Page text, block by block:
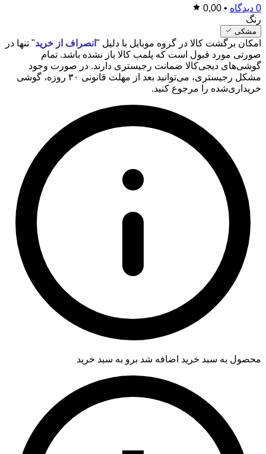
0 دیدگاه •
0,00
رنگ
مشکی
امکان برگشت کالا در گروه موبایل با دلیل " انصراف از خرید" تنها در
صورتی مورد قبول است که پلمب کالا باز نشده باشد. تمام
گوشی‌های دیجی‌کالا ضمانت رجیستری دارند. در صورت وجود
مشکل رجیستری، می‌توانید بعد از مهلت قانونی ۳۰ روزه، گوشی
خریداری‌شده را مرجوع کنید.
محصول به سبد خرید اضافه شد برو به سبد خرید